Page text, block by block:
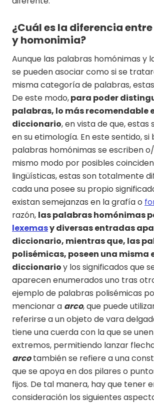
¿Cuál es la diferencia
y homonimia?
Aunque las palabras homónimas y
se pueden asociar como si se
misma categoría de palabras,
De este modo,para poder
palabras, lo más recomendable
diccionario, en vista de que, estas
en su etimología. En este sentido, si
palabras homónimas se escriben
mismo modo por posibles
lingüísticas, estas son totalmente
cada una posee su propio
existan semejanzas en la grafía o
razón, las palabras homónimas
lexemasy diversas entradas
diccionario, mientras que, las
polisémicas, poseen una misma
diccionarioy los significados que
aparecen enumerados uno tras
ejemplo de palabras polisémicas
mencionar a arco, que puede
referirse a un objeto de vara
tiene una cuerda con la que se
extremos, permitiendo lanzar
arcotambién se refiere a una
que se apoya en dos pilares o
fijos. De tal manera, hay que tener
consideración los siguientes